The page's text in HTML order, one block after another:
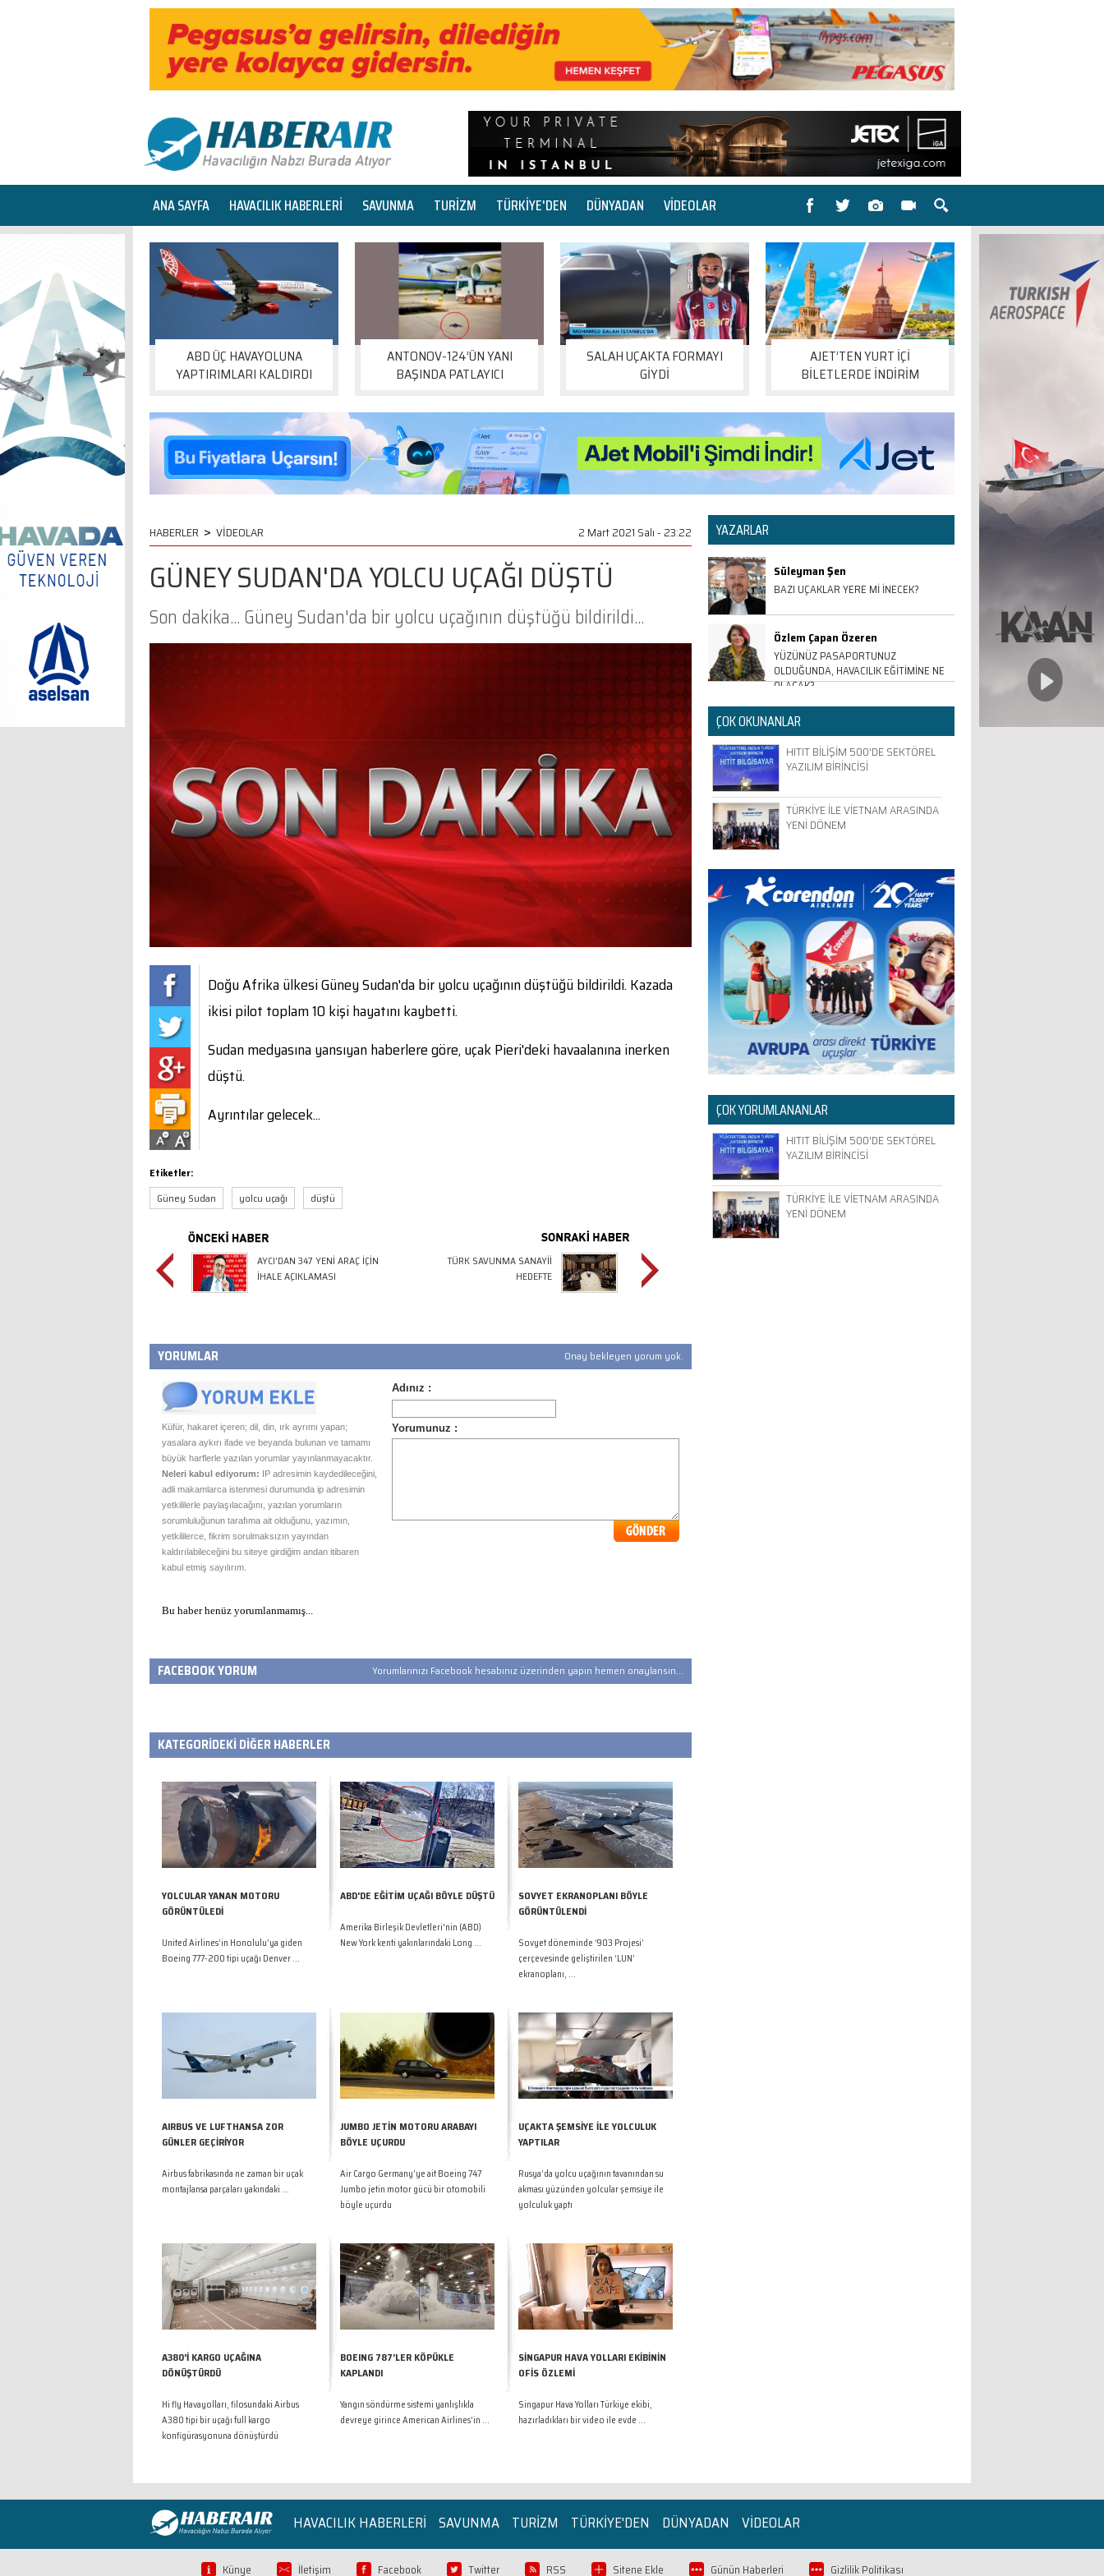
ANA SAYFA HAVACILIK HABERLERİ SAVUNMA TURİZM TÜRKİYE'DEN DÜNYADAN VİDEOLAR
ABD ÜÇ HAVAYOLUNA
YAPTIRIMLARI KALDIRDI
ANTONOV-124’ÜN YANI
BAŞINDA PATLAYICI
SALAH UÇAKTA FORMAYI
GİYDİ
AJET’TEN YURT İÇİ
BİLETLERDE İNDİRİM
HABERLER > VİDEOLAR 2 Mart 2021 Salı - 23:22
GÜNEY SUDAN'DA YOLCU UÇAĞI DÜŞTÜ
Son dakika... Güney Sudan'da bir yolcu uçağının düştüğü bildirildi...
Doğu Afrika ülkesi Güney Sudan'da bir yolcu uçağının düştüğü bildirildi. Kazada
ikisi pilot toplam 10 kişi hayatını kaybetti.
Sudan medyasına yansıyan haberlere göre, uçak Pieri'deki havaalanına inerken
düştü.
Ayrıntılar gelecek...
Etiketler:
Güney Sudan
yolcu uçağı düştü
AYCI’DAN 347 YENİ ARAÇ İÇİN
İHALE AÇIKLAMASI
TÜRK SAVUNMA SANAYİİ
HEDEFTE
YORUMLAR Onay bekleyen yorum yok.
Küfür, hakaret içeren; dil, din, ırk ayrımı yapan;
yasalara aykırı ifade ve beyanda bulunan ve tamamı
büyük harflerle yazılan yorumlar yayınlanmayacaktır.
Neleri kabul ediyorum: IP adresimin kaydedileceğini,
adli makamlarca istenmesi durumunda ip adresimin
yetkililerle paylaşılacağını, yazılan yorumların
sorumluluğunun tarafıma ait olduğunu, yazımın,
yetkililerce, fikrim sorulmaksızın yayından
kaldırılabileceğini bu siteye girdiğim andan itibaren
kabul etmiş sayılırım.
Bu haber henüz yorumlanmamış...
FACEBOOK YORUM Yorumlarınızı Facebook hesabınız üzerinden yapın hemen onaylansın...
KATEGORİDEKİ DİĞER HABERLER
YOLCULAR YANAN MOTORU
GÖRÜNTÜLEDİ
United Airlines’in Honolulu’ya giden
Boeing 777-200 tipi uçağı Denver ...
ABD'DE EĞİTİM UÇAĞI BÖYLE DÜŞTÜ
Amerika Birleşik Devletleri'nin (ABD)
New York kenti yakınlarındaki Long ...
SOVYET EKRANOPLANI BÖYLE
GÖRÜNTÜLENDİ
Sovyet döneminde ‘903 Projesi’
çerçevesinde geliştirilen ‘LUN’
ekranoplanı, ...
AIRBUS VE LUFTHANSA ZOR
GÜNLER GEÇİRİYOR
Airbus fabrikasında ne zaman bir uçak
montajlansa parçaları yakındaki ...
JUMBO JETİN MOTORU ARABAYI
BÖYLE UÇURDU
Air Cargo Germany’ye ait Boeing 747
Jumbo jetin motor gücü bir otomobili
böyle uçurdu
UÇAKTA ŞEMSİYE İLE YOLCULUK
YAPTILAR
Rusya’da yolcu uçağının tavanından su
akması yüzünden yolcular şemsiye ile
yolculuk yaptı
A380’İ KARGO UÇAĞINA
DÖNÜŞTÜRDÜ
Hi fly Havayolları, filosundaki Airbus
A380 tipi bir uçağı full kargo
konfigürasyonuna dönüştürdü
BOEING 787’LER KÖPÜKLE
KAPLANDI
Yangın söndürme sistemi yanlışlıkla
devreye girince American Airlines’in ...
SİNGAPUR HAVA YOLLARI EKİBİNİN
OFİS ÖZLEMİ
Singapur Hava Yolları Türkiye ekibi,
hazırladıkları bir video ile evde ...
YAZARLAR
Süleyman Şen
BAZI UÇAKLAR YERE Mİ İNECEK?
Özlem Çapan Özeren
YÜZÜNÜZ PASAPORTUNUZ
OLDUĞUNDA, HAVACILIK EĞİTİMİNE NE
OLACAK?
ÇOK OKUNANLAR
HITIT BİLİŞİM 500'DE SEKTÖREL
YAZILIM BİRİNCİSİ
TÜRKİYE İLE VİETNAM ARASINDA
YENİ DÖNEM
ÇOK YORUMLANANLAR
HITIT BİLİŞİM 500'DE SEKTÖREL
YAZILIM BİRİNCİSİ
TÜRKİYE İLE VİETNAM ARASINDA
YENİ DÖNEM
HAVACILIK HABERLERİ SAVUNMA TURİZM TÜRKİYE'DEN DÜNYADAN VİDEOLAR
Künye İletişim Facebook Twitter RSS Sitene Ekle Günün Haberleri Gizlilik Politikası